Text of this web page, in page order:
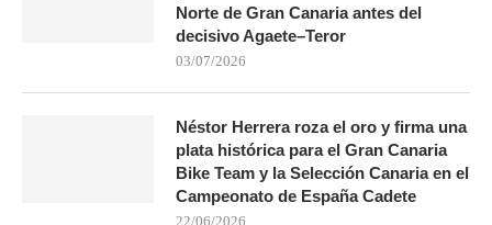
Norte de Gran Canaria antes del
decisivo Agaete–Teror
03/07/2026
Néstor Herrera roza el oro y firma una
plata histórica para el Gran Canaria
Bike Team y la Selección Canaria en el
Campeonato de España Cadete
22/06/2026